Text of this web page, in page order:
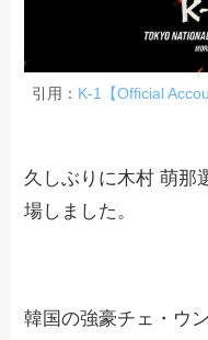
引用： K-1【Official
久しぶりに木村 萌那
場しました。
韓国の強豪チェ・ウ